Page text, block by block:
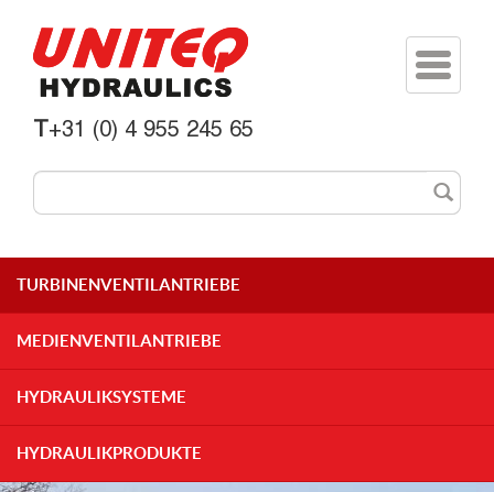
Toggle
T +31 (0) 4 955 245 65
TURBINENVENTILANTRIEBE
MEDIENVENTILANTRIEBE
HYDRAULIKSYSTEME
HYDRAULIKPRODUKTE